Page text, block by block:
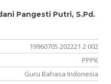
Pangesti Putri, S.Pd.
19960705 202221 2 002
PPPK
Guru Bahasa Indonesia